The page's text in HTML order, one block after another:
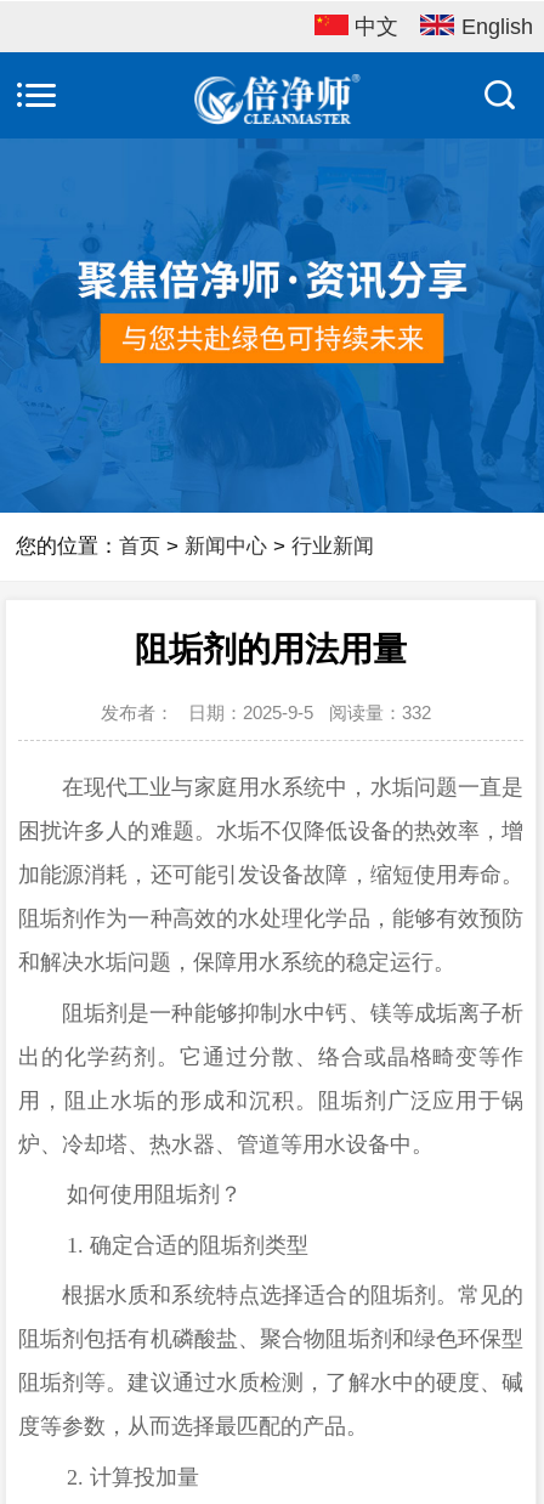
中文 English
您的位置：首页 > 新闻中心 >行业新闻
阻垢剂的用法用量
发布者： 日期：2025-9-5 阅读量： 332
在现代工业与家庭用水系统中，水垢问题一直是
困扰许多人的难题。水垢不仅降低设备的热效率，增
加能源消耗，还可能引发设备故障，缩短使用寿命。
阻垢剂作为一种高效的水处理化学品，能够有效预防
和解决水垢问题，保障用水系统的稳定运行。
阻垢剂是一种能够抑制水中钙、镁等成垢离子析
出的化学药剂。它通过分散、络合或晶格畸变等作
用，阻止水垢的形成和沉积。阻垢剂广泛应用于锅
炉、冷却塔、热水器、管道等用水设备中。
如何使用阻垢剂？
1. 确定合适的阻垢剂类型
根据水质和系统特点选择适合的阻垢剂。常见的
阻垢剂包括有机磷酸盐、聚合物阻垢剂和绿色环保型
阻垢剂等。建议通过水质检测，了解水中的硬度、碱
度等参数，从而选择最匹配的产品。
2. 计算投加量